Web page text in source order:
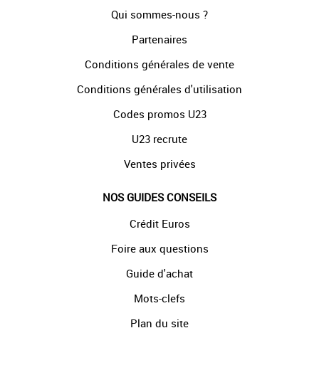
Qui sommes-nous ?
Partenaires
Conditions générales de vente
Conditions générales d'utilisation
Codes promos U23
U23 recrute
Ventes privées
NOS GUIDES CONSEILS
Crédit Euros
Foire aux questions
Guide d'achat
Mots-clefs
Plan du site